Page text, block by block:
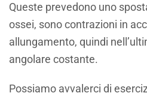
Queste prevedono uno
ossei, sono contrazioni in
allungamento, quindi
angolare costante.
Possiamo avvalerci di